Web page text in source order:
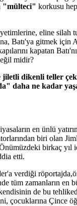
"mülteci" korkusu
eline silah
Batı'ya gitmek
kapatan
midir?
jiletli dikenli teller
daha ne kadar
en ünlü
biri olan
birkaç yıl
etti.
verdiği
tüm zamanların en
de bu
çocuklarına Çince